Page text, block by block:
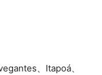
、Itapoá、